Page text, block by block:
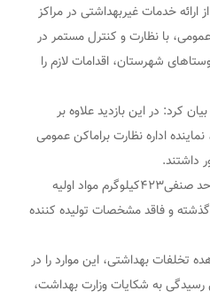
خدمات غیربهداشتی در مراکز
با نظارت و کنترل مستمر در
شهرستان، اقدامات لازم را
کرد: در این بازدید علاوه بر
اداره نظارت براماکن عمومی
داشتند.
دکتر«رضائی »بیان کرد : از این واحد صنفی۴۲۳کیلوگرم مواد اولیه
و فاقد مشخصات تولیده کننده
تخلفات بهداشتی، این موارد را در
سامانه تلفنی رسیدگی به شکایات وزارت بهداشت،